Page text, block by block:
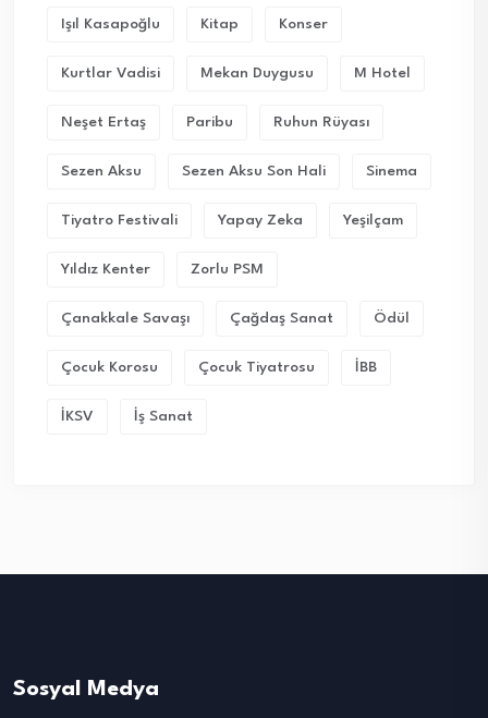
Işıl Kasapoğlu Kitap Konser
Kurtlar Vadisi Mekan Duygusu M Hotel
Neşet Ertaş Paribu Ruhun Rüyası
Sezen Aksu Sezen Aksu Son Hali Sinema
Tiyatro Festivali Yapay Zeka Yeşilçam
Yıldız Kenter Zorlu PSM
Çanakkale Savaşı Çağdaş Sanat Ödül
Çocuk Korosu Çocuk Tiyatrosu İBB
İKSV İş Sanat
Sosyal Medya